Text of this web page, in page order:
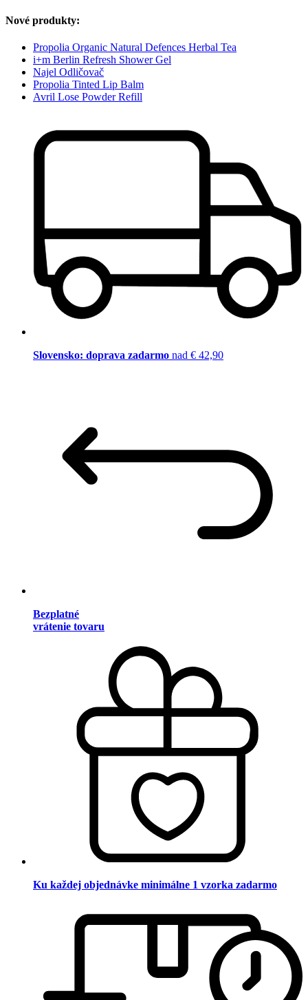
Nové produkty:
Propolia Organic Natural Defences Herbal Tea
i+m Berlin Refresh Shower Gel
Najel Odličovač
Propolia Tinted Lip Balm
Avril Lose Powder Refill
Slovensko: doprava zadarmo nad € 42,90
Bezplatné
vrátenie tovaru
Ku každej objednávke minimálne 1 vzorka zadarmo